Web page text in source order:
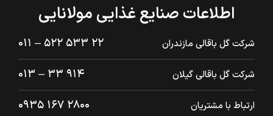
اطلاعات صنایع غذایی مولانایی
شرکت گل باقالی مازندران ۲۲ ۵۳۳ ۵۲۲ – ۰۱۱
شرکت گل باقالی گیلان ۹۱۴ ۳۳ – ۰۱۳
ارتباط با مشتریان ۲۸۰۰ ۱۶۷ ۰۹۳۵